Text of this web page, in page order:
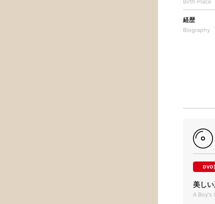
Birth Place
経歴
Biography
DVD
美し
A Boy's